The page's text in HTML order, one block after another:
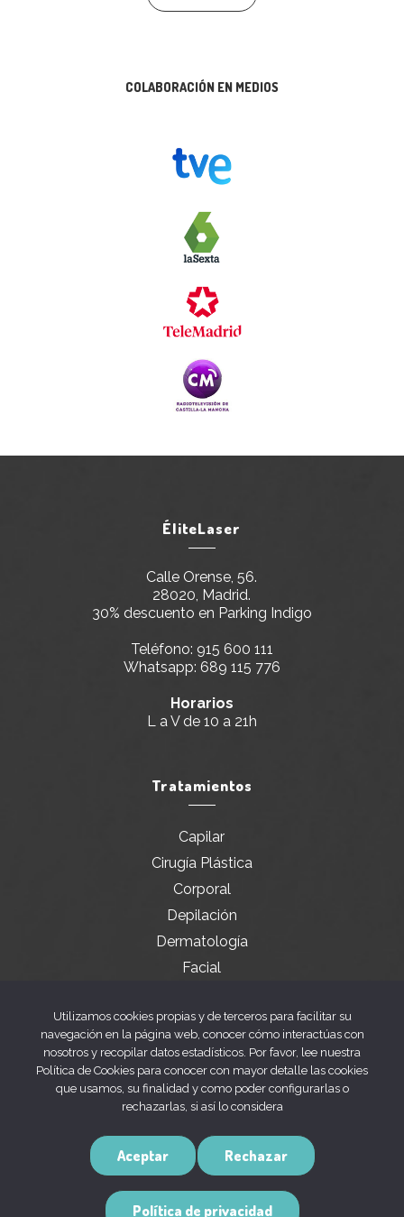
COLABORACIÓN EN MEDIOS
ÉliteLaser
Calle Orense, 56.
28020, Madrid.
30% descuento en Parking Indigo
Teléfono: 915 600 111
Whatsapp: 689 115 776
Horarios
L a V de 10 a 21h
Tratamientos
Capilar
Cirugía Plástica
Corporal
Depilación
Dermatología
Facial
Aviso legal
Política de privacidad
Política de cookies
Utilizamos cookies propias y de terceros para facilitar su
navegación en la página web, conocer cómo interactúas con
nosotros y recopilar datos estadísticos. Por favor, lee nuestra
Política de Cookies para conocer con mayor detalle las cookies
que usamos, su finalidad y como poder configurarlas o
rechazarlas, si así lo considera
Aceptar Rechazar
Política de privacidad